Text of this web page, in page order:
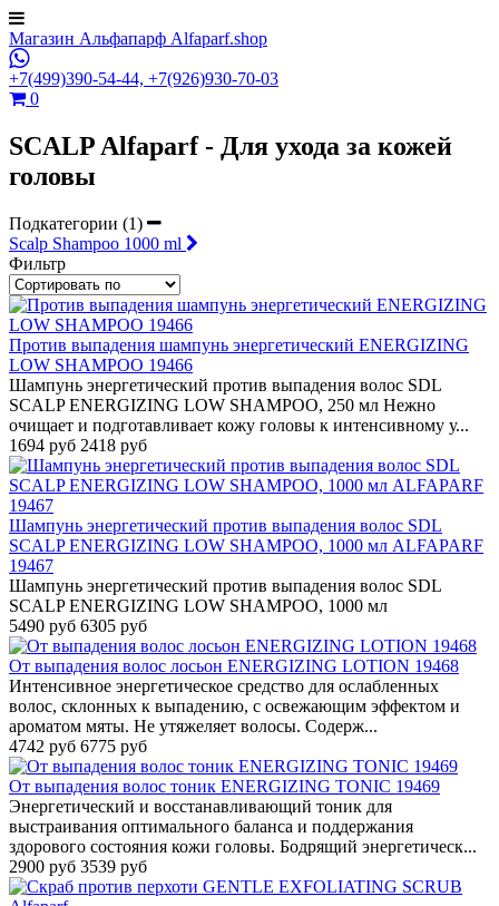
Магазин Альфапарф Alfaparf.shop
+7(499)390-54-44, +7(926)930-70-03
0
SCALP Alfaparf - Для ухода за кожей
головы
Подкатегории (1)
Scalp Shampoo 1000 ml
Фильтр
Против выпадения шампунь энергетический ENERGIZING
LOW SHAMPOO 19466
Шампунь энергетический против выпадения волос SDL
SCALP ENERGIZING LOW SHAMPOO, 250 мл Нежно
очищает и подготавливает кожу головы к интенсивному у...
1694 руб 2418 руб
Шампунь энергетический против выпадения волос SDL
SCALP ENERGIZING LOW SHAMPOO, 1000 мл ALFAPARF
19467
Шампунь энергетический против выпадения волос SDL
SCALP ENERGIZING LOW SHAMPOO, 1000 мл
5490 руб 6305 руб
От выпадения волос лосьон ENERGIZING LOTION 19468
Интенсивное энергетическое средство для ослабленных
волос, склонных к выпадению, с освежающим эффектом и
ароматом мяты. Не утяжеляет волосы. Содерж...
4742 руб 6775 руб
От выпадения волос тоник ENERGIZING TONIC 19469
Энергетический и восстанавливающий тоник для
выстраивания оптимального баланса и поддержания
здорового состояния кожи головы. Бодрящий энергетическ...
2900 руб 3539 руб